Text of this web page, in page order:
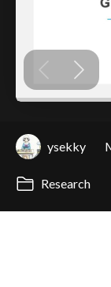
ysekky
Research